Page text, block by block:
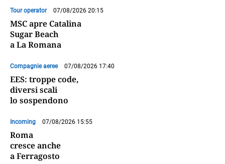
Tour operator 07/08/2026 20:15
MSC apre Catalina
Sugar Beach
a La Romana
Compagnie aeree 07/08/2026 17:40
EES: troppe code,
diversi scali
lo sospendono
Incoming 07/08/2026 15:55
Roma
cresce anche
a Ferragosto